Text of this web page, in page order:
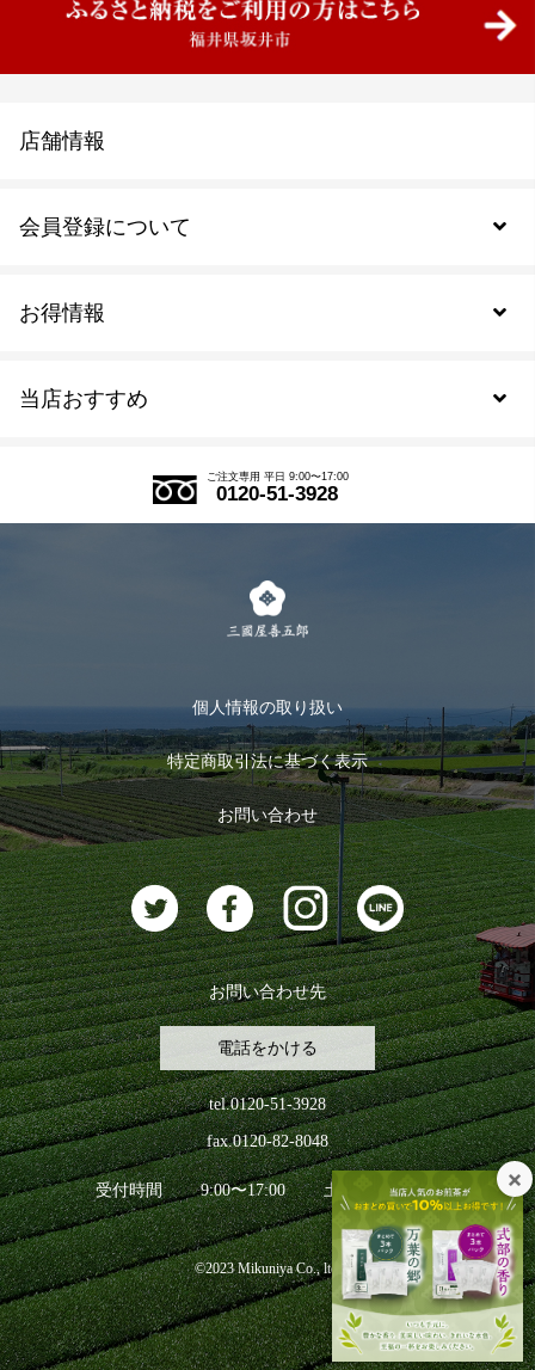
当店おすすめ
式部の香りシリーズ
お茶のギフト
おすすめのお茶
お茶に合うスイーツ
お得情報
会員登録について
会員規約について
ログイン
ログアウト
店舗情報
ご注文専用 平日 9:00〜17:00
0120-51-3928
個人情報の取り扱い
特定商取引法に基づく表示
お問い合わせ
お問い合わせ先
電話をかける
tel.0120-51-3928
fax.0120-82-8048
受付時間 9:00〜17:00 土日祝日を除く
©2023 Mikuniya Co., ltd.